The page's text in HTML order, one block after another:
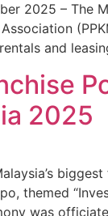
2025 –
and
2025
themed
was